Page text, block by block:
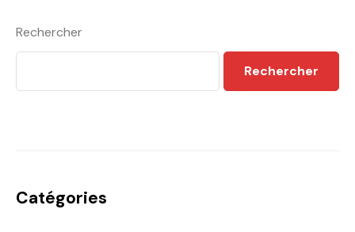
Rechercher
Rechercher
Catégories